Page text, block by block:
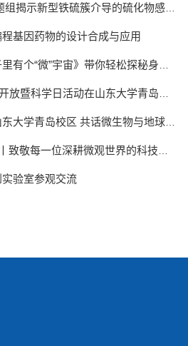
组揭示新型铁硫簇介导的硫化物感应
基因药物的设计合成与应用
有个“微”宇宙》带你轻松探秘身体里
放暨科学日活动在山东大学青岛校区
大学青岛校区 共话微生物与地球系
致敬每一位深耕微观世界的科技工作
验室参观交流